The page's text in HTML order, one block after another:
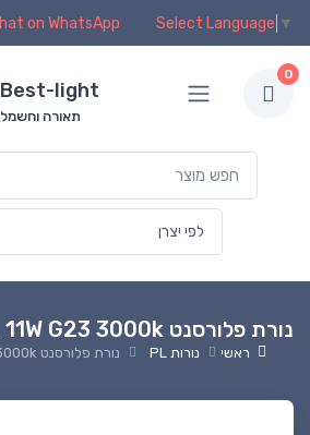
Select Language ▼
Best-light
תאורה וחשמל
0
נורת פלורסנט OSRAM PL 11W G23 3000k
ראשי נורות PL נורת פלורסנט OSRAM PL 11W G23 3000k